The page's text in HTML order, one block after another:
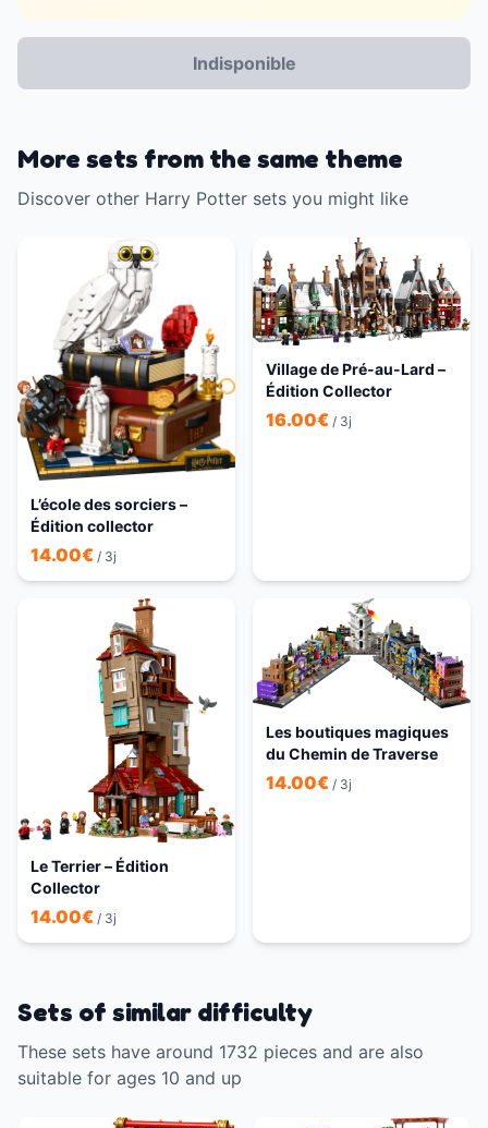
Indisponible
More sets from the same theme
Discover other Harry Potter sets you might like
L’école des sorciers –
Édition collector
14.00€ / 3j
Village de Pré-au-Lard –
Édition Collector
16.00€ / 3j
Le Terrier – Édition
Collector
14.00€ / 3j
Les boutiques magiques
du Chemin de Traverse
14.00€ / 3j
Sets of similar difficulty
These sets have around 1732 pieces and are also
suitable for ages 10 and up